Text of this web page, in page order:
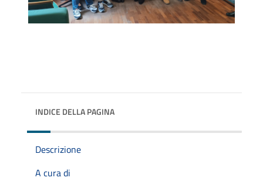
INDICE DELLA PAGINA
Descrizione
A cura di